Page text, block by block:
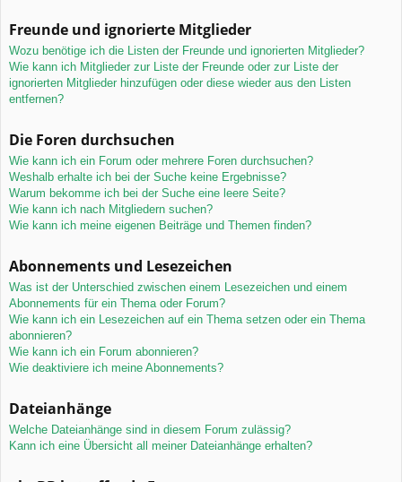
Freunde und ignorierte Mitglieder
Wozu benötige ich die Listen der Freunde und ignorierten Mitglieder?
Wie kann ich Mitglieder zur Liste der Freunde oder zur Liste der
ignorierten Mitglieder hinzufügen oder diese wieder aus den Listen
entfernen?
Die Foren durchsuchen
Wie kann ich ein Forum oder mehrere Foren durchsuchen?
Weshalb erhalte ich bei der Suche keine Ergebnisse?
Warum bekomme ich bei der Suche eine leere Seite?
Wie kann ich nach Mitgliedern suchen?
Wie kann ich meine eigenen Beiträge und Themen finden?
Abonnements und Lesezeichen
Was ist der Unterschied zwischen einem Lesezeichen und einem
Abonnements für ein Thema oder Forum?
Wie kann ich ein Lesezeichen auf ein Thema setzen oder ein Thema
abonnieren?
Wie kann ich ein Forum abonnieren?
Wie deaktiviere ich meine Abonnements?
Dateianhänge
Welche Dateianhänge sind in diesem Forum zulässig?
Kann ich eine Übersicht all meiner Dateianhänge erhalten?